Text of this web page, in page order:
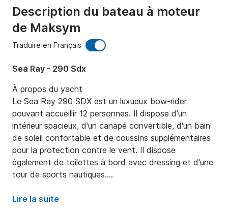
Description du bateau à moteur
de Maksym
Traduire en Français
Sea Ray - 290 Sdx
À propos du yacht
Le Sea Ray 290 SDX est un luxueux bow-rider
pouvant accueillir 12 personnes. Il dispose d'un
intérieur spacieux, d'un canapé convertible, d'un bain
de soleil confortable et de coussins supplémentaires
pour la protection contre le vent. Il dispose
également de toilettes à bord avec dressing et d'une
tour de sports nautiques.
La région
Lire la suite